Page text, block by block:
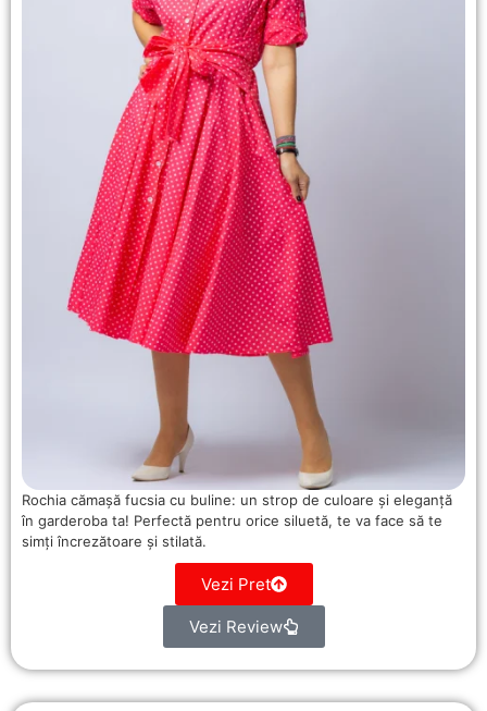
Rochia cămașă fucsia cu buline: un strop de culoare și eleganță
în garderoba ta! Perfectă pentru orice siluetă, te va face să te
simți încrezătoare și stilată.
Vezi Pret
Vezi Review